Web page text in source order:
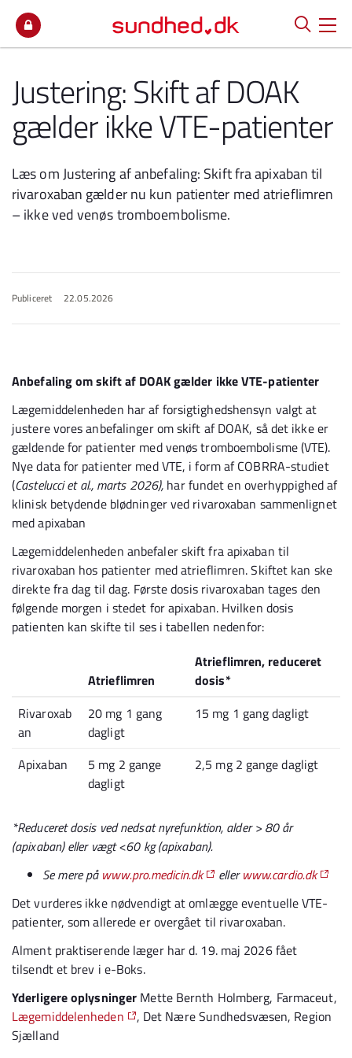
Justering: Skift af DOAK
gælder ikke VTE-patienter
Læs om Justering af anbefaling: Skift fra apixaban til
rivaroxaban gælder nu kun patienter med atrieflimren
– ikke ved venøs tromboembolisme.
Publiceret 22.05.2026
Anbefaling om skift af DOAK gælder ikke VTE-patienter
Lægemiddelenheden har af forsigtighedshensyn valgt at
justere vores anbefalinger om skift af DOAK, så det ikke er
gældende for patienter med venøs tromboembolisme (VTE).
Nye data for patienter med VTE, i form af COBRRA-studiet
(Castelucci et al., marts 2026), har fundet en overhyppighed af
klinisk betydende blødninger ved rivaroxaban sammenlignet
med apixaban
Lægemiddelenheden anbefaler skift fra apixaban til
rivaroxaban hos patienter med atrieflimren. Skiftet kan ske
direkte fra dag til dag. Første dosis rivaroxaban tages den
følgende morgen i stedet for apixaban. Hvilken dosis
patienten kan skifte til ses i tabellen nedenfor:
Atrieflimren
Atrieflimren, reduceret
dosis*
Rivaroxab
an
20 mg 1 gang
dagligt
15 mg 1 gang dagligt
Apixaban
5 mg 2 gange
dagligt
2,5 mg 2 gange dagligt
*Reduceret dosis ved nedsat nyrefunktion, alder > 80 år
(apixaban) eller vægt <60 kg (apixaban).
Se mere på www.pro.medicin.dk ellerwww.cardio.dk
Det vurderes ikke nødvendigt at omlægge eventuelle VTE-
patienter, som allerede er overgået til rivaroxaban.
Alment praktiserende læger har d. 19. maj 2026 fået
tilsendt et brev i e-Boks.
Yderligere oplysninger Mette Bernth Holmberg, Farmaceut,
Lægemiddelenheden
, Det Nære Sundhedsvæsen, Region
Sjælland